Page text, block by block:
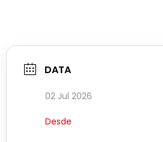
DATA
02 Jul 2026
Desde